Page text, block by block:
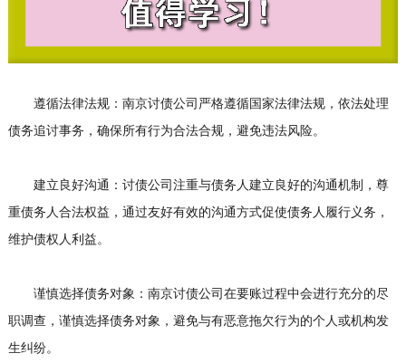
遵循法律法规：南京讨债公司严格遵循国家法律法规，依法处理
债务追讨事务，确保所有行为合法合规，避免违法风险。
建立良好沟通：讨债公司注重与债务人建立良好的沟通机制，尊
重债务人合法权益，通过友好有效的沟通方式促使债务人履行义务，
维护债权人利益。
谨慎选择债务对象：南京讨债公司在要账过程中会进行充分的尽
职调查，谨慎选择债务对象，避免与有恶意拖欠行为的个人或机构发
生纠纷。